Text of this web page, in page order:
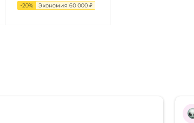
-20% Экономия 60 000₽